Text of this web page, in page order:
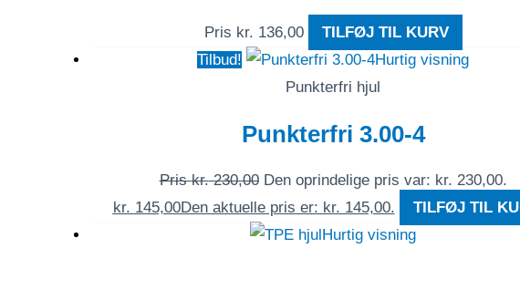
Pris kr. 136,00
TILFØJ TIL KURV
Tilbud!
Hurtig visning
Punkterfri hjul
Punkterfri 3.00-4
Priskr.230,00 Den oprindelige pris var: kr. 230,00.
kr. 145,00Den aktuelle pris er: kr. 145,00.
TILFØJ TIL
Hurtig visning